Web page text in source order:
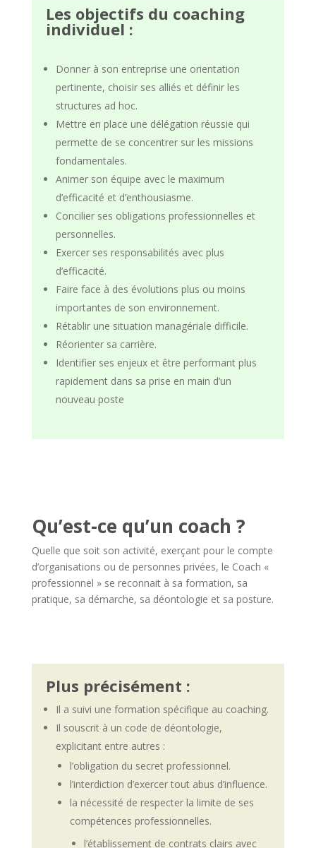
Les objectifs du coaching
individuel :
Donner à son entreprise une orientation
pertinente, choisir ses alliés et définir les
structures ad hoc.
Mettre en place une délégation réussie qui
permette de se concentrer sur les missions
fondamentales.
Animer son équipe avec le maximum
d’efficacité et d’enthousiasme.
Concilier ses obligations professionnelles et
personnelles.
Exercer ses responsabilités avec plus
d’efficacité.
Faire face à des évolutions plus ou moins
importantes de son environnement.
Rétablir une situation managériale difficile.
Réorienter sa carrière.
Identifier ses enjeux et être performant plus
rapidement dans sa prise en main d’un
nouveau poste
Qu’est-ce qu’un coach ?
Quelle que soit son activité, exerçant pour le compte
d’organisations ou de personnes privées, le Coach «
professionnel » se reconnait à sa formation, sa
pratique, sa démarche, sa déontologie et sa posture.
Plus précisément :
Il a suivi une formation spécifique au coaching.
Il souscrit à un code de déontologie,
explicitant entre autres :
l’obligation du secret professionnel.
l’interdiction d’exercer tout abus d’influence.
la nécessité de respecter la limite de ses
compétences professionnelles.
l’établissement de contrats clairs avec